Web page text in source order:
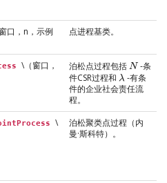
口，n，示例
点进程基类。
\（窗口，
泊松点过程包括 N
N -条
件CSR过程和 λ
λ -有条
件的企业社会责任流
程。
\
泊松聚类点过程（内
曼·斯科特）。